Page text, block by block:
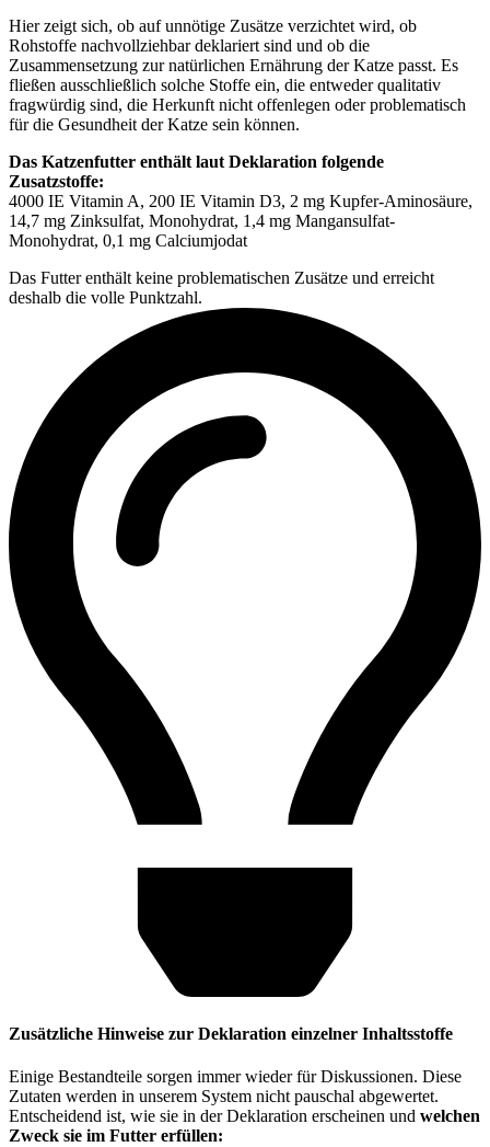
Hier zeigt sich, ob auf unnötige Zusätze verzichtet wird, ob
Rohstoffe nachvollziehbar deklariert sind und ob die
Zusammensetzung zur natürlichen Ernährung der Katze passt. Es
fließen ausschließlich solche Stoffe ein, die entweder qualitativ
fragwürdig sind, die Herkunft nicht offenlegen oder problematisch
für die Gesundheit der Katze sein können.
Das Katzenfutter enthält laut Deklaration folgende
Zusatzstoffe:
4000 IE Vitamin A, 200 IE Vitamin D3, 2 mg Kupfer-Aminosäure,
14,7 mg Zinksulfat, Monohydrat, 1,4 mg Mangansulfat-
Monohydrat, 0,1 mg Calciumjodat
Das Futter enthält keine problematischen Zusätze und erreicht
deshalb die volle Punktzahl.
Zusätzliche Hinweise zur Deklaration einzelner Inhaltsstoffe
Einige Bestandteile sorgen immer wieder für Diskussionen. Diese
Zutaten werden in unserem System nicht pauschal abgewertet.
Entscheidend ist, wie sie in der Deklaration erscheinen und welchen
Zweck sie im Futter erfüllen: